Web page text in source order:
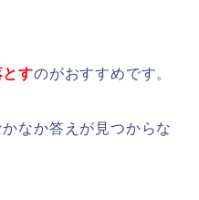
とすのがおすすめです。
なか答えが見つからな